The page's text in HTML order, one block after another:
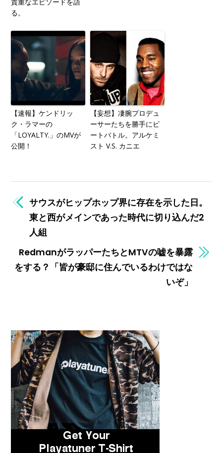
る。
【速報】ケンドリッ
ク・ラマーの
「LOYALTY.」のMVが
公開！
【妄想】凄腕プロデュ
ーサーたちを勝手にビ
ートバトル。アルケミ
スト V.S. カニエ
サウスがヒップホップ界に存在を示した日。
東と西がメインであった時代に切り込んだ2
人組
RedmanがラッパーたちとMTVの嘘を暴露
をする？「皆が豪邸に住んでいるわけではな
いぞ」